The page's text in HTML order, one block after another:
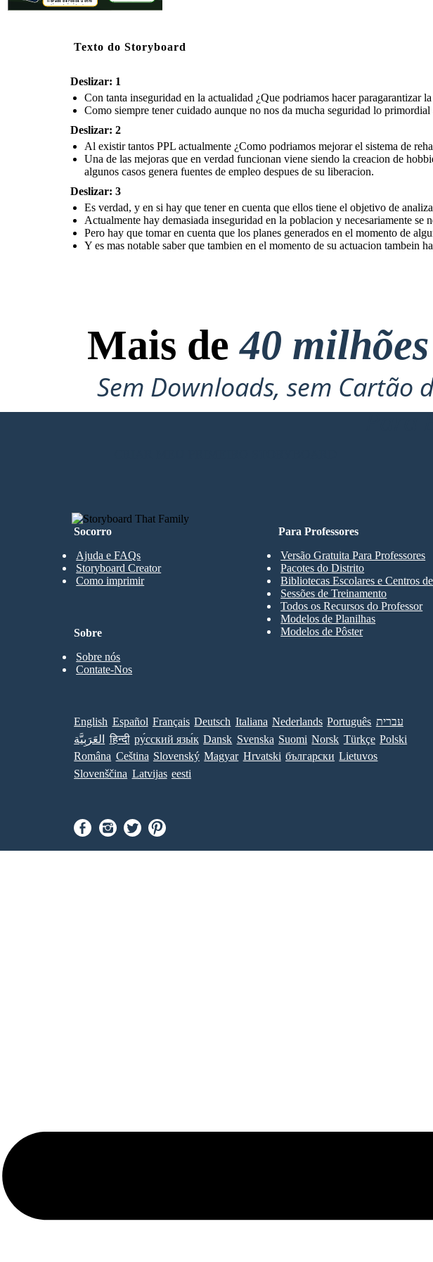
tipop de incidentes.
Texto do Storyboard
Deslizar: 1
Con tanta inseguridad en la actualidad ¿Que podriamos hacer paragarantizar
Como siempre tener cuidado aunque no nos da mucha seguridad lo
Deslizar: 2
Al existir tantos PPL actualmente ¿Como podriamos mejorar el sistema de
Una de las mejoras que en verdad funcionan viene siendo la creacion de
algunos casos genera fuentes de empleo despues de su liberacion.
Deslizar: 3
Es verdad, y en si hay que tener en cuenta que ellos tiene el objetivo de
Actualmente hay demasiada inseguridad en la poblacion y necesariamente se
Pero hay que tomar en cuenta que los planes generados en el momento de
Y es mas notable saber que tambien en el momento de su actuacion tambein
Mais de40
Sem Downloads, sem Cartão
Para
Socorro
Ajuda e FAQs
Storyboard Creator
Como imprimir
Para Professores
Versão Gratuita Para Professores
Pacotes do Distrito
Bibliotecas Escolares e Centros
Sessões de Treinamento
Todos os Recursos do Professor
Modelos de Planilhas
Modelos de Pôster
Sobre
Sobre nós
Contate-Nos
English Español Français Deutsch Italiana Nederlands Português עברית
العَرَبِيَّة
हिन्दी ру́сский язы́к Dansk Svenska Suomi Norsk Türkçe Polski
Româna Ceština Slovenský Magyar Hrvatski български Lietuvos
Slovenščina Latvijas eesti